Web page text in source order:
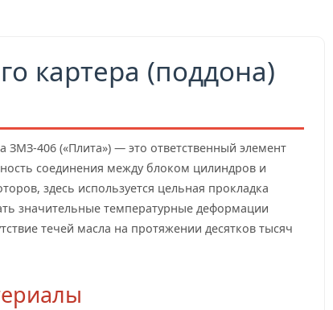
картера (поддона)
ЗМЗ-406 («Плита») — это ответственный элемент
соединения между блоком цилиндров и
здесь используется цельная прокладка
значительные температурные деформации
течей масла на протяжении десятков тысяч